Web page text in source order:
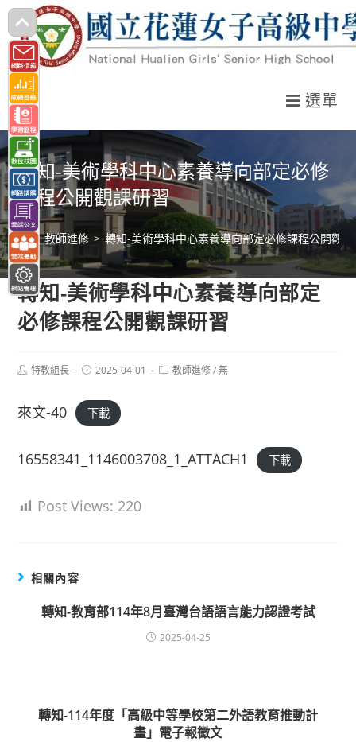
跳
轉
至
主
要
內
容
選單
轉知-美術學科中心素養導向部定必修
課程公開觀課研習
> 教師進修 > 轉知-美術學科中心素養導向部定必修課程公開觀
轉知-美術學科中心素養導向部定
必修課程公開觀課研習
Post特教組長
Post2025-04-01
Post教師進修 / 無
來文-40 下載
16558341_1146003708_1_ATTACH1 下載
Post Views: 220
相關內容
轉知-教育部114年8月臺灣台語語言能力認證考試
2025-04-25
轉知-114年度「高級中等學校第二外語教育推動計
畫」電子報徵文